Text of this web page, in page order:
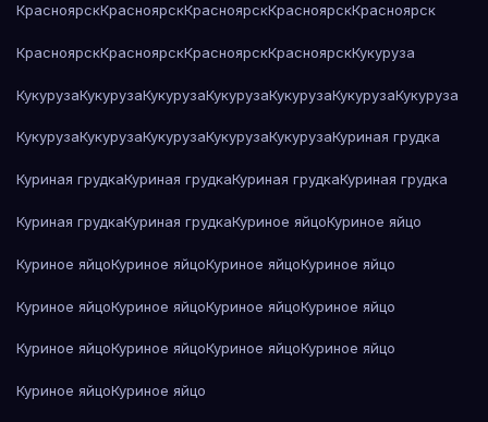
КрасноярскКрасноярскКрасноярскКрасноярскКрасноярск
КрасноярскКрасноярскКрасноярскКрасноярскКукуруза
КукурузаКукурузаКукурузаКукурузаКукурузаКукурузаКукуруза
КукурузаКукурузаКукурузаКукурузаКукурузаКуриная грудка
Куриная грудкаКуриная грудкаКуриная грудкаКуриная грудка
Куриная грудкаКуриная грудкаКуриное яйцоКуриное яйцо
Куриное яйцоКуриное яйцоКуриное яйцоКуриное яйцо
Куриное яйцоКуриное яйцоКуриное яйцоКуриное яйцо
Куриное яйцоКуриное яйцоКуриное яйцоКуриное яйцо
Куриное яйцоКуриное яйцо